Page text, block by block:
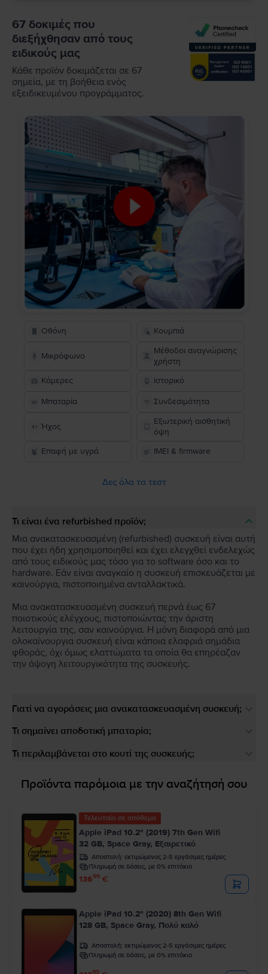
67 δοκιμές που
διεξήχθησαν από τους
ειδικούς μας
Κάθε προϊόν δοκιμάζεται σε 67
σημεία, με τη βοήθεια ενός
εξειδικευμένου προγράμματος.
Οθόνη Κουμπιά
Μικρόφωνο
Μέθοδοι αναγνώρισης
χρήστη
Κάμερες
Ιστορικό
Μπαταρία Συνδεσιμότητα
Ήχος
Εξωτερική αισθητική
όψη
Επαφή με υγρά
IMEI & firmware
Δες όλα τα τεστ
Τι είναι ένα refurbished προϊόν;
Μια ανακατασκευασμένη (refurbished) συσκευή είναι αυτή
που έχει ήδη χρησιμοποιηθεί και έχει ελεγχθεί ενδελεχώς
από τους ειδικούς μας τόσο για το software όσο και το
hardware. Εάν είναι αναγκαίο η συσκευή επισκευάζεται με
καινούργια, πιστοποιημένα ανταλλακτικά.
Μια ανακατασκευασμένη συσκευή περνά έως 67
ποιοτικούς ελέγχους, πιστοποιώντας την άριστη
λειτουργία της, σαν καινούργια. Η μόνη διαφορά από μια
ολοκαίνουργια συσκευή είναι κάποια ελαφριά σημάδια
φθοράς, όχι όμως ελαττώματα τα οποία θα επηρέαζαν
την άψογη λειτουργικότητα της συσκευής.
Γιατί να αγοράσεις μια ανακατασκευασμένη συσκευή;
Τι σημαίνει αποδοτική μπαταρία;
Τι περιλαμβάνεται στο κουτί της συσκευής;
Προϊόντα παρόμοια με την αναζήτησή σου
Τελευταίο σε απόθεμα
Apple iPad 10.2" (2019) 7th Gen Wifi
32 GB, Space Gray, Εξαιρετικό
Αποστολή: εκτιμώμενος 2-5 εργάσιμες ημέρες
Πληρωμή σε δόσεις, με 0% επιτόκιο
13699 €
Apple iPad 10.2" (2020) 8th Gen Wifi
128 GB, Space Gray, Πολύ καλό
Αποστολή: εκτιμώμενος 2-5 εργάσιμες ημέρες
Πληρωμή σε δόσεις, με 0% επιτόκιο
99